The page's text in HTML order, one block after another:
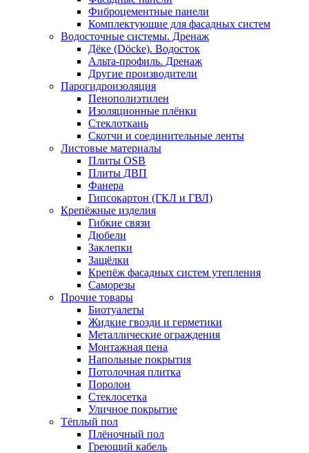
Фиброцементные панели
Комплектующие для фасадных систем
Водосточные системы. Дренаж
Дёке (Döcke). Водосток
Альта-профиль. Дренаж
Другие производители
Парогидроизоляция
Пенополиэтилен
Изоляционные плёнки
Стеклоткань
Скотчи и соединительные ленты
Листовые материалы
Плиты OSB
Плиты ДВП
Фанера
Гипсокартон (ГКЛ и ГВЛ)
Крепёжные изделия
Гибкие связи
Дюбели
Заклепки
Защёлки
Крепёж фасадных систем утепления
Саморезы
Прочие товары
Биотуалеты
Жидкие гвозди и герметики
Металлические ограждения
Монтажная пена
Напольные покрытия
Потолочная плитка
Поролон
Стеклосетка
Уличное покрытие
Тёплый пол
Плёночный пол
Греющий кабель